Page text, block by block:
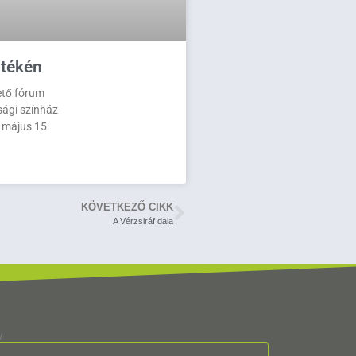
fórum
színház
15.
KÖVETKEZŐ CIKK
A Vérzsiráf dala